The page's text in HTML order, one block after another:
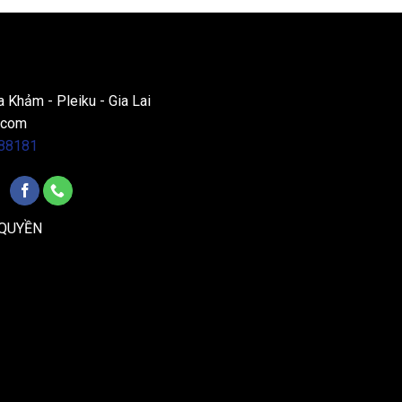
Khảm - Pleiku - Gia Lai